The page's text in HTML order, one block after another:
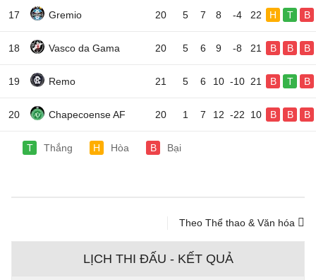
17 Gremio 20 5 7 8 -4 22 H T B
18 Vasco da Gama 20 5 6 9 -8 21 B B B
19 Remo 21 5 6 10 -10 21 B T B
20 Chapecoense AF 20 1 7 12 -22 10 B B B
T Thắng H Hòa B Bại
Theo Thể thao & Văn hóa
LỊCH THI ĐẤU - KẾT QUẢ